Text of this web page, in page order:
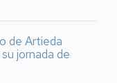
de Artieda
jornada de